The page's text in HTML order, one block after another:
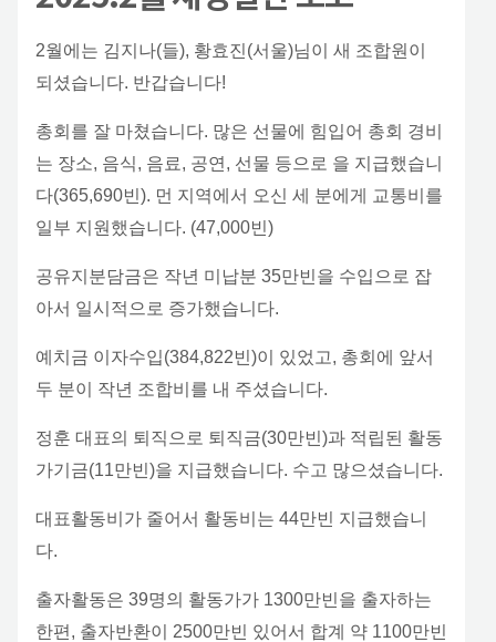
2월에는 김지나(들), 황효진(서울)님이 새 조합원이
되셨습니다. 반갑습니다!
총회를 잘 마쳤습니다. 많은 선물에 힘입어 총회 경비
는 장소, 음식, 음료, 공연, 선물 등으로 을 지급했습니
다(365,690빈). 먼 지역에서 오신 세 분에게 교통비를
일부 지원했습니다. (47,000빈)
공유지분담금은 작년 미납분 35만빈을 수입으로 잡
아서 일시적으로 증가했습니다.
예치금 이자수입(384,822빈)이 있었고, 총회에 앞서
두 분이 작년 조합비를 내 주셨습니다.
정훈 대표의 퇴직으로 퇴직금(30만빈)과 적립된 활동
가기금(11만빈)을 지급했습니다. 수고 많으셨습니다.
대표활동비가 줄어서 활동비는 44만빈 지급했습니
다.
출자활동은 39명의 활동가가 1300만빈을 출자하는
한편, 출자반환이 2500만빈 있어서 합계 약 1100만빈